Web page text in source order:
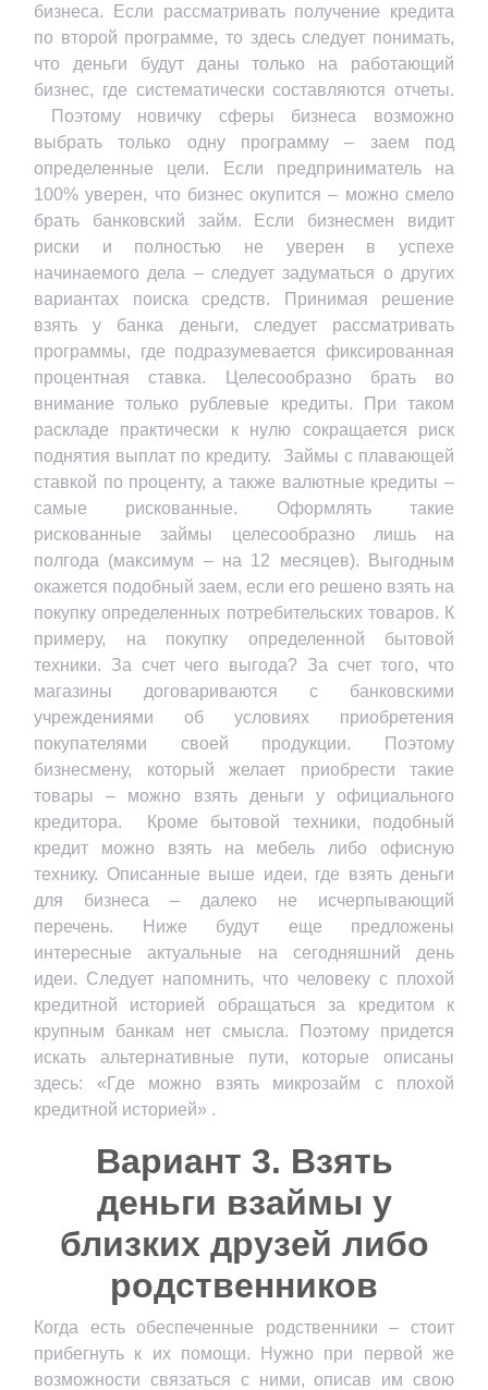
бизнеса. Если рассматривать получение кредита
по второй программе, то здесь следует понимать,
что деньги будут даны только на работающий
бизнес, где систематически составляются отчеты.
Поэтому новичку сферы бизнеса возможно
выбрать только одну программу – заем под
определенные цели. Если предприниматель на
100% уверен, что бизнес окупится – можно смело
брать банковский займ. Если бизнесмен видит
риски и полностью не уверен в успехе
начинаемого дела – следует задуматься о других
вариантах поиска средств. Принимая решение
взять у банка деньги, следует рассматривать
программы, где подразумевается фиксированная
процентная ставка. Целесообразно брать во
внимание только рублевые кредиты. При таком
раскладе практически к нулю сокращается риск
поднятия выплат по кредиту. Займы с плавающей
ставкой по проценту, а также валютные кредиты –
самые рискованные. Оформлять такие
рискованные займы целесообразно лишь на
полгода (максимум – на 12 месяцев). Выгодным
окажется подобный заем, если его решено взять на
покупку определенных потребительских товаров. К
примеру, на покупку определенной бытовой
техники. За счет чего выгода? За счет того, что
магазины договариваются с банковскими
учреждениями об условиях приобретения
покупателями своей продукции. Поэтому
бизнесмену, который желает приобрести такие
товары – можно взять деньги у официального
кредитора. Кроме бытовой техники, подобный
кредит можно взять на мебель либо офисную
технику. Описанные выше идеи, где взять деньги
для бизнеса – далеко не исчерпывающий
перечень. Ниже будут еще предложены
интересные актуальные на сегодняшний день
идеи. Следует напомнить, что человеку с плохой
кредитной историей обращаться за кредитом к
крупным банкам нет смысла. Поэтому придется
искать альтернативные пути, которые описаны
здесь: «Где можно взять микрозайм с плохой
кредитной историей» .
Вариант 3. Взять
деньги взаймы у
близких друзей либо
родственников
Когда есть обеспеченные родственники – стоит
прибегнуть к их помощи. Нужно при первой же
возможности связаться с ними, описав им свою